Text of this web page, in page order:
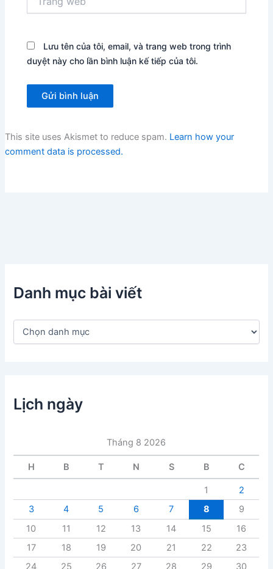
web
Lưu tên của tôi, email, và trang web trong trình
duyệt này cho lần bình luận kế tiếp của tôi.
This site uses Akismet to reduce spam. Learn how your
comment data is processed.
Danh mục bài viết
D
c
b
i
Lịch ngày
Tháng 8 2026
H B T N S B C
1
2
3
4 5 6 7 8
9
10
11 12 13 14 15
16
17
18 19 20 21 22
23
24
25 26 27 28 29 30